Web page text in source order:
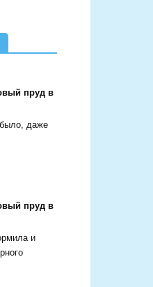
пруд в
даже
пруд в
и